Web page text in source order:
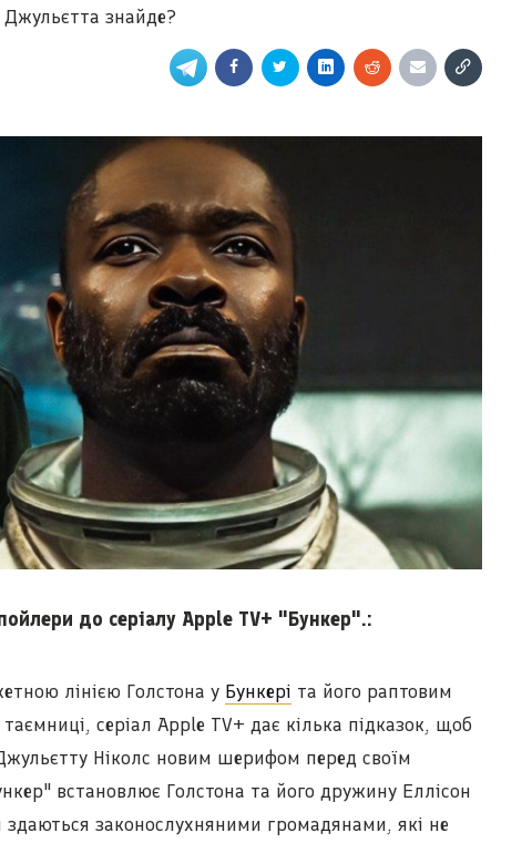
Джульєтта знайде?
до серіалу Apple TV+ "Бункер".:
лінією Голстона у Бункері та його раптовим
серіал Apple TV+ дає кілька підказок, щоб
Ніколс новим шерифом перед своїм
встановлює Голстона та його дружину Еллісон
законослухняними громадянами, які не